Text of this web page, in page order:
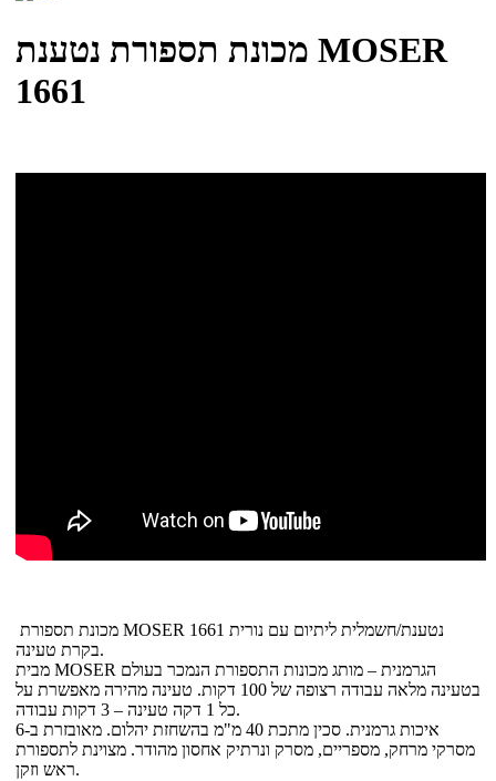
מכונת תספורת נטענת MOSER
1661
בקרת טעינה.
מבית MOSER הגרמנית – מותג מכונות התספורת הנמכר בעולם
בטעינה מלאה עבודה רצופה של 100 דקות. טעינה מהירה מאפשרת על
כל 1 דקה טעינה – 3 דקות עבודה.
איכות גרמנית. סכין מתכת 40 מ"מ בהשחזת יהלום. מאובזרת ב-6
מסרקי מרחק, מספריים, מסרק ונרתיק אחסון מהודר. מצוינת לתספורת
ראש וזקן.